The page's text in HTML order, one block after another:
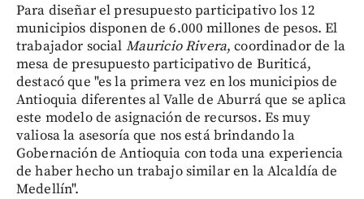
Para diseñar el presupuesto participativo los 12
municipios disponen de 6.000 millones de pesos. El
trabajador social Mauricio Rivera, coordinador de la
mesa de presupuesto participativo de Buriticá,
destacó que "es la primera vez en los municipios de
Antioquia diferentes al Valle de Aburrá que se aplica
este modelo de asignación de recursos. Es muy
valiosa la asesoría que nos está brindando la
Gobernación de Antioquia con toda una experiencia
de haber hecho un trabajo similar en la Alcaldía de
Medellín".